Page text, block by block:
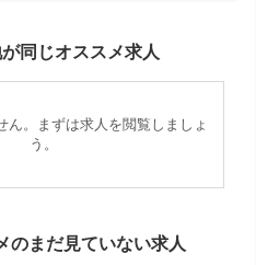
同じオススメ求人
ん。まずは求人を閲覧しましょ
う。
のまだ見ていない求人